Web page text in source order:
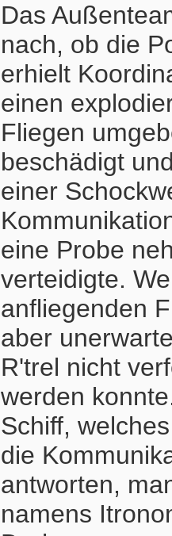
Das
nach, ob die
erhielt
einen
Fliegen
beschädigt
einer
eine Probe
verteidigte.
anfliegenden
aber
R'trel nicht
werden
Schiff,
die
antworten,
namens